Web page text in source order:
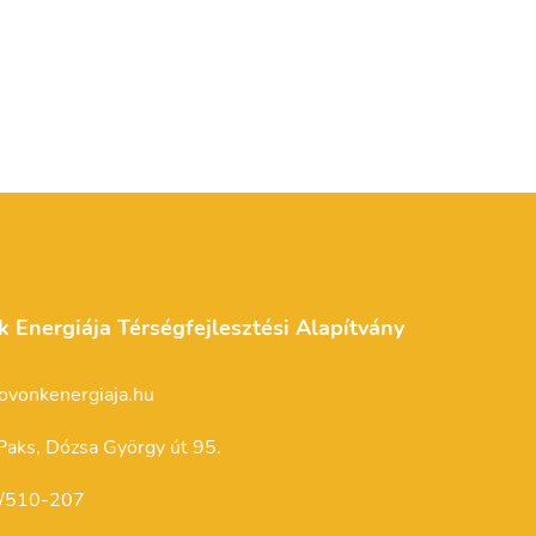
Energiája Térségfejlesztési Alapítvány
Dózsa György út 95.
207